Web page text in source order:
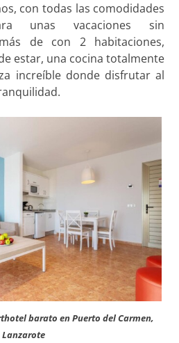
con todas las comodidades
unas vacaciones sin
de con 2 habitaciones,
estar, una cocina totalmente
increíble donde disfrutar al
barato en Puerto del Carmen,
Lanzarote